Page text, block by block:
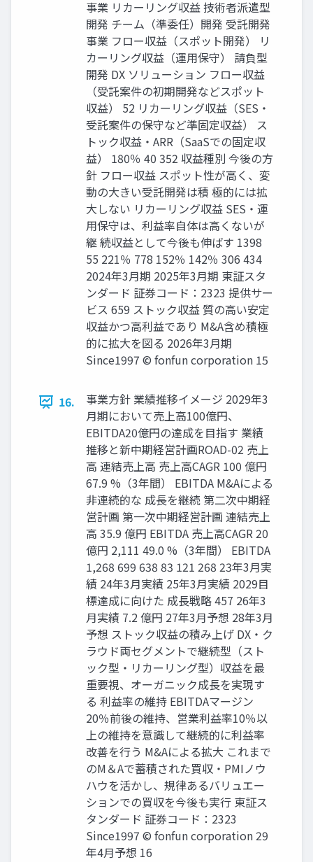
事業 リカーリング収益 技術者派遣型
開発 チーム（準委任）開発 受託開発
事業 フロー収益（スポット開発） リ
カーリング収益（運用保守） 請負型
開発 DX ソリューション フロー収益
（受託案件の初期開発などスポット
収益） 52 リカーリング収益（SES・
受託案件の保守など準固定収益） ス
トック収益・ARR（SaaSでの固定収
益） 180％ 40 352 収益種別 今後の方
針 フロー収益 スポット性が高く、変
動の大きい受託開発は積 極的には拡
大しない リカーリング収益 SES・運
用保守は、利益率自体は高くないが
継 続収益として今後も伸ばす 1398
55 221％ 778 152％ 142％ 306 434
2024年3月期 2025年3月期 東証スタ
ンダード 証券コード：2323 提供サー
ビス 659 ストック収益 質の高い安定
収益かつ高利益であり M&A含め積極
的に拡大を図る 2026年3月期
Since1997 © fonfun corporation 15
16.
事業方針 業績推移イメージ 2029年3
月期において売上高100億円、
EBITDA20億円の達成を目指す 業績
推移と新中期経営計画ROAD-02 売上
高 連結売上高 売上高CAGR 100 億円
67.9 %（3年間） EBITDA M&Aによる
非連続的な 成長を継続 第二次中期経
営計画 第一次中期経営計画 連結売上
高 35.9 億円 EBITDA 売上高CAGR 20
億円 2,111 49.0 %（3年間） EBITDA
1,268 699 638 83 121 268 23年3月実
績 24年3月実績 25年3月実績 2029目
標達成に向けた 成長戦略 457 26年3
月実績 7.2 億円 27年3月予想 28年3月
予想 ストック収益の積み上げ DX・ク
ラウド両セグメントで継続型（スト
ック型・リカーリング型）収益を最
重要視、オーガニック成長を実現す
る 利益率の維持 EBITDAマージン
20％前後の維持、営業利益率10％以
上の維持を意識して継続的に利益率
改善を行う M&Aによる拡大 これまで
のM＆Aで蓄積された買収・PMIノウ
ハウを活かし、規律あるバリュエー
ションでの買収を今後も実行 東証ス
タンダード 証券コード：2323
Since1997 © fonfun corporation 29
年4月予想 16